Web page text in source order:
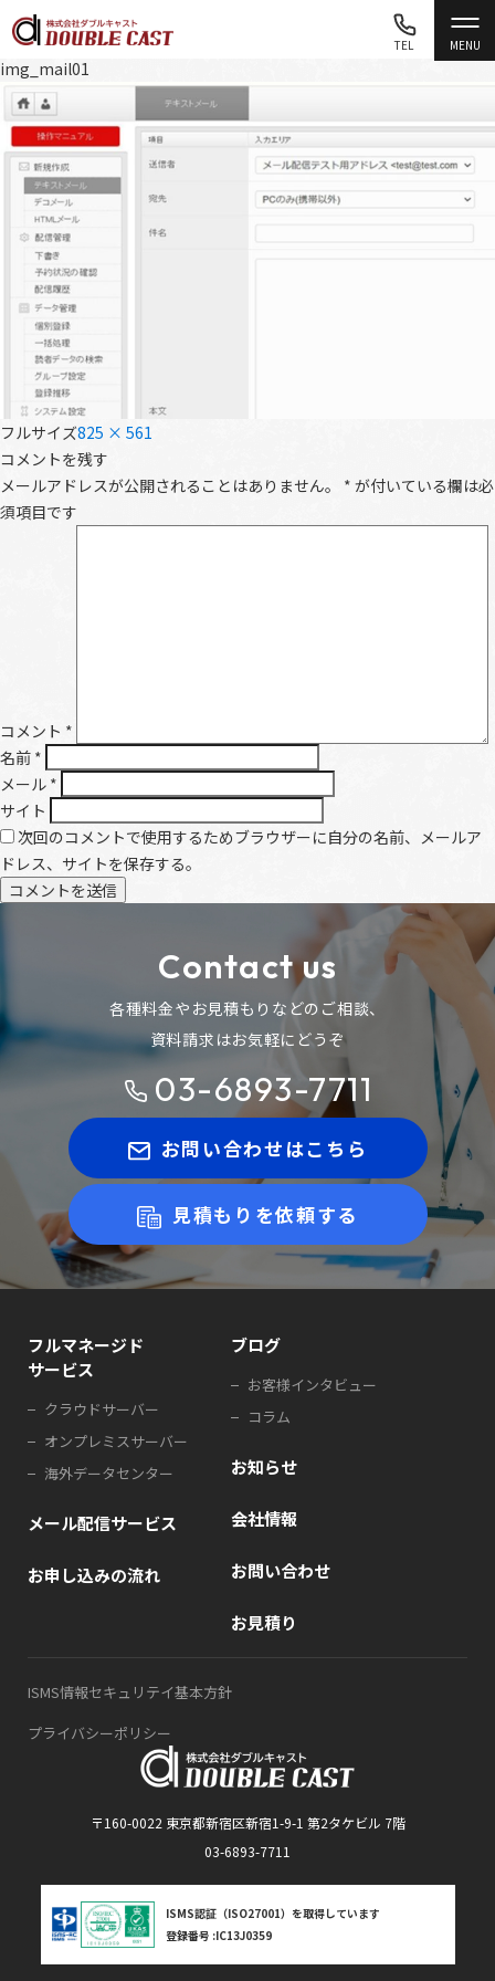
MENU
TEL
img_mail01
フルサイズ825 × 561
コメントを残す
メールアドレスが公開されることはありません。
* が付いている欄は必
須項目です
コメント *
名前 *
メール *
サイト
次回のコメントで使用するためブラウザーに自分の名前、メールア
ドレス、サイトを保存する。
Contact us
各種料金やお見積もりなどのご相談、
資料請求はお気軽にどうぞ
03-6893-7711
お問い合わせはこちら
見積もりを依頼する
〒160-0022 東京都新宿区新宿1-9-1 第2タケビル 7階
03-6893-7711
ISMS認証（ISO27001）を取得しています
登録番号 :IC13J0359
フルマネージド
サービス
クラウドサーバー
オンプレミスサーバー
海外データセンター
メール配信サービス
お申し込みの流れ
ブログ
お客様インタビュー
コラム
お知らせ
会社情報
お問い合わせ
お見積り
ISMS情報セキュリテイ基本方針
プライバシーポリシー